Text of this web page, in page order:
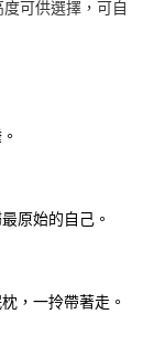
可透過四大超商／
。
需透過AFTEE先享
示為準，若有關於
「AFTEE先享後付
home
付」服務完成之交
意方可使用
公司不負相關責
可供選擇，可自
原始的自己。
，一拎帶著走。